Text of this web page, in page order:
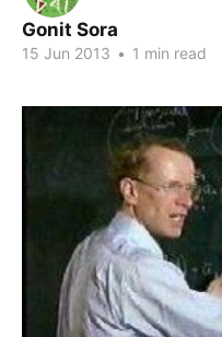
Gonit Sora
15 Jun 2013 • 1 min read